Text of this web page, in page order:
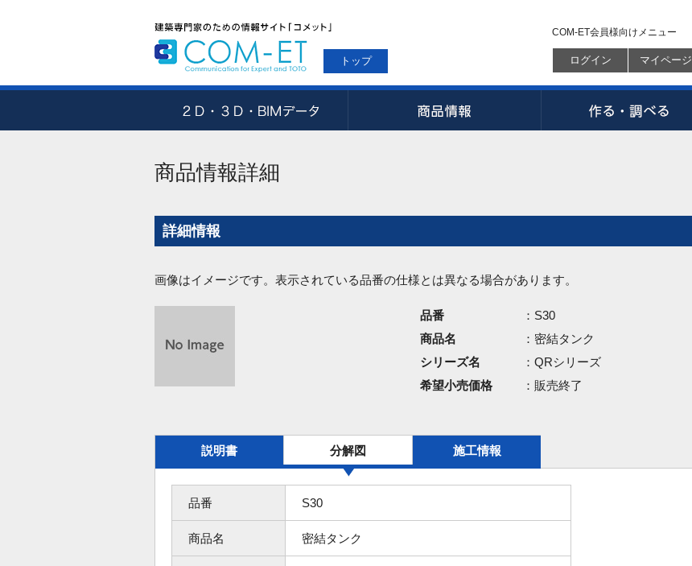
トップ
COM-ET会員様向けメニュー
ログイン マイページ
商品情報詳細
詳細情報
画像はイメージです。表示されている品番の仕様とは異なる場合があります。
品番
：S30
商品名
：密結タンク
シリーズ名
：QRシリーズ
希望小売価格
：販売終了
説明書 分解図 施工情報
品番 S30
商品名 密結タンク